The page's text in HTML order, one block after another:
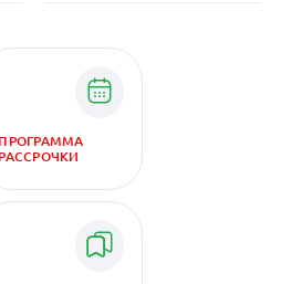
ПРОГРАММА
РАССРОЧКИ